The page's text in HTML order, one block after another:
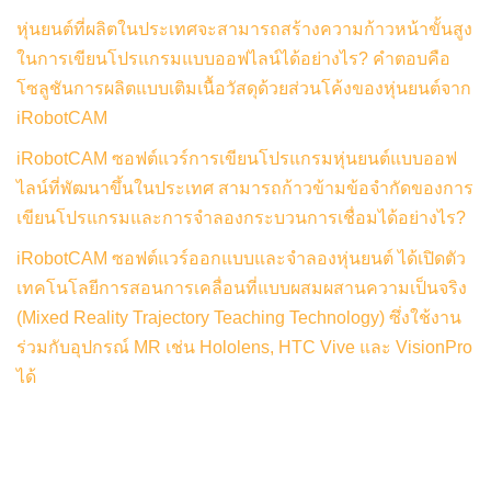
หุ่นยนต์ที่ผลิตในประเทศจะสามารถสร้างความก้าวหน้าขั้นสูง
ในการเขียนโปรแกรมแบบออฟไลน์ได้อย่างไร? คำตอบคือ
โซลูชันการผลิตแบบเติมเนื้อวัสดุด้วยส่วนโค้งของหุ่นยนต์จาก
iRobotCAM
iRobotCAM ซอฟต์แวร์การเขียนโปรแกรมหุ่นยนต์แบบออฟ
ไลน์ที่พัฒนาขึ้นในประเทศ สามารถก้าวข้ามข้อจำกัดของการ
เขียนโปรแกรมและการจำลองกระบวนการเชื่อมได้อย่างไร?
iRobotCAM ซอฟต์แวร์ออกแบบและจำลองหุ่นยนต์ ได้เปิดตัว
เทคโนโลยีการสอนการเคลื่อนที่แบบผสมผสานความเป็นจริง
(Mixed Reality Trajectory Teaching Technology) ซึ่งใช้งาน
ร่วมกับอุปกรณ์ MR เช่น Hololens, HTC Vive และ VisionPro
ได้